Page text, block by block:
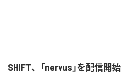
SHIFT、「nervus」を配信開始